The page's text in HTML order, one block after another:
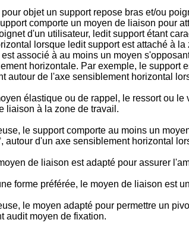
objet un support repose bras et/ou
comporte un moyen de liaison pour
d'un utilisateur, ledit support étant
lorsque ledit support est attaché à
associé à au moins un moyen
horizontale. Par exemple, le support
autour de l'axe sensiblement horizontal
élastique ou de rappel, le ressort ou
liaison à la zone de travail.
le support comporte au moins un
autour d'un axe sensiblement horizontal
de liaison est adapté pour assurer
forme préférée, le moyen de liaison est
le moyen adapté pour permettre un
audit moyen de fixation.